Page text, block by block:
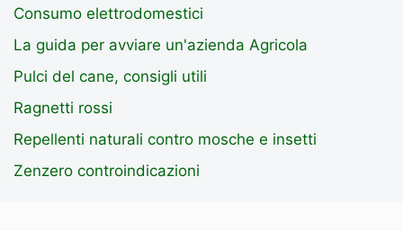
Consumo elettrodomestici
La guida per avviare un'azienda Agricola
Pulci del cane, consigli utili
Ragnetti rossi
Repellenti naturali contro mosche e insetti
Zenzero controindicazioni